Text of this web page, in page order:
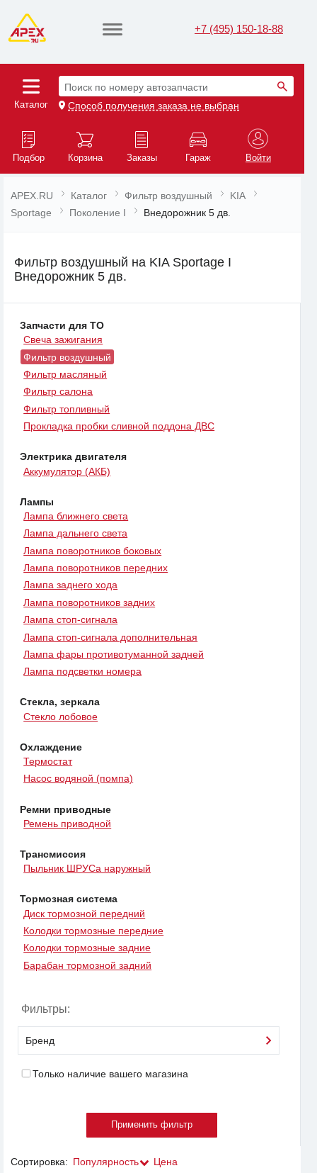
+7 (495) 150-18-88
Каталог
Поиск по номеру автозапчасти
Способ получения заказа не выбран
Подбор Корзина Заказы Гараж Войти
APEX.RU Каталог Фильтр воздушный
KIA
Sportage
Поколение I Внедорожник 5 дв.
Фильтр воздушный на KIA Sportage I
Внедорожник 5 дв.
Запчасти для ТО
Свеча зажигания
Фильтр воздушный
Фильтр масляный
Фильтр салона
Фильтр топливный
Прокладка пробки сливной поддона ДВС
Электрика двигателя
Аккумулятор (АКБ)
Лампы
Лампа ближнего света
Лампа дальнего света
Лампа поворотников боковых
Лампа поворотников передних
Лампа заднего хода
Лампа поворотников задних
Лампа стоп-сигнала
Лампа стоп-сигнала дополнительная
Лампа фары противотуманной задней
Лампа подсветки номера
Стекла, зеркала
Стекло лобовое
Охлаждение
Термостат
Насос водяной (помпа)
Ремни приводные
Ремень приводной
Трансмиссия
Пыльник ШРУСа наружный
Тормозная система
Диск тормозной передний
Колодки тормозные передние
Колодки тормозные задние
Барабан тормозной задний
Фильтры:
Бренд
Только наличие вашего магазина
Сортировка: Популярность Цена